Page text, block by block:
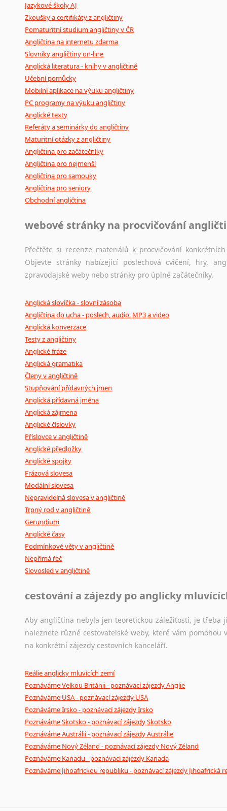
poradny a pravidla
Jazykové školy AJ
Zkoušky a certifikáty z angličtiny
Pomaturitní studium angličtiny v ČR
Angličtina na internetu zdarma
Slovníky angličtiny on-line
Anglická literatura - knihy v angličtině
Učební pomůcky
Mobilní aplikace na výuku angličtiny
PC programy na výuku angličtiny
Anglické texty
Referáty a seminárky do angličtiny
Maturitní otázky z angličtiny
Angličtina pro začátečníky
Angličtina pro nejmenší
Angličtina pro samouky
Angličtina pro seniory
Obchodní angličtina
webové stránky na procvičování
Přečtěte si recenze materiálů k procvičování
Objevte stránky nabízející poslechová cvičení, hry,
zpravodajské weby nebo stránky pro úplné začátečníky.
Anglická slovíčka - slovní zásoba
Angličtina do ucha - poslech, audio, MP3 a video
Anglická konverzace
Testy z angličtiny
Anglické fráze
Anglická gramatika
Členy v angličtině
Stupňování přídavných jmen
Anglická přídavná jména
Anglická zájmena
Anglické číslovky
Příslovce v angličtině
Anglické předložky
Anglické spojky
Frázová slovesa
Modální slovesa
Nepravidelná slovesa v angličtině
Trpný rod v angličtině
Gerundium
Anglické časy
Podmínkové věty v angličtině
Nepřímá řeč
Slovosled v angličtině
cestování a zájezdy po anglicky
Aby angličtina nebyla jen teoretickou záležitostí, je
naleznete různé cestovatelské weby, které vám
na konkrétní zájezdy cestovních kanceláří.
Reálie anglicky mluvících zemí
Poznáváme Velkou Británii - poznávací zájezdy Anglie
Poznáváme USA - poznávací zájezdy USA
Poznáváme Irsko - poznávací zájezdy Irsko
Poznáváme Skotsko - poznávací zájezdy Skotsko
Poznáváme Austrálii - poznávací zájezdy Austrálie
Poznáváme Nový Zéland - poznávací zájezdy Nový Zéland
Poznáváme Kanadu - poznávací zájezdy Kanada
Poznáváme Jihoafrickou republiku - poznávací zájezdy Jihoafrická